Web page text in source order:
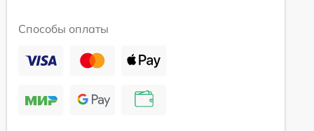
Способы оплаты